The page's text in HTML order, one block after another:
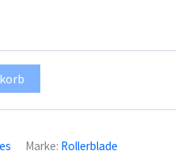
Marke: Rollerblade